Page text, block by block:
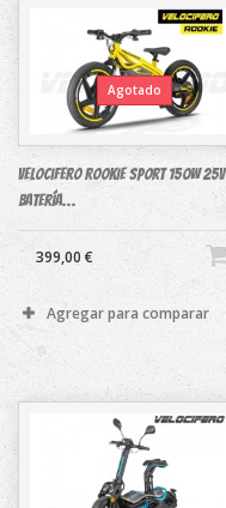
Agotado
Velocifero ROOKIE sport 150W 25V
Batería...
399,00 €
Agregar para comparar